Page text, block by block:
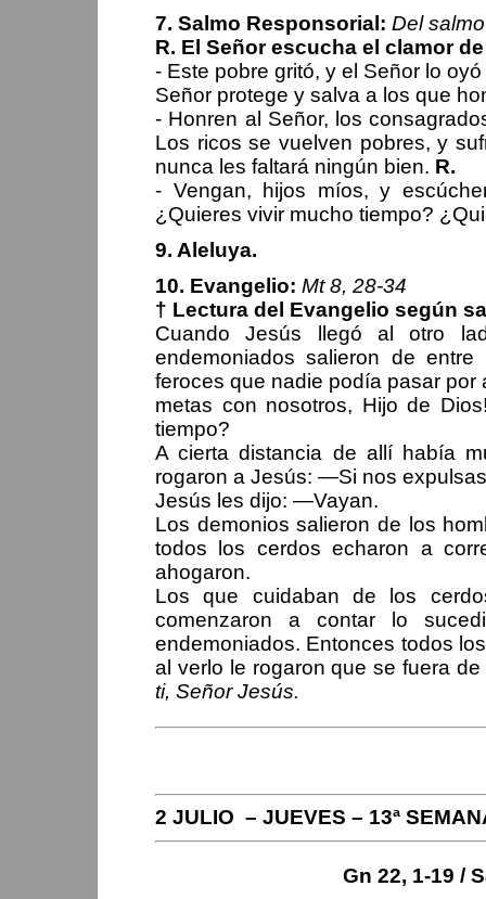
7. Salmo Responsorial: Del
R. El Señor escucha el clamor
- Este pobre gritó, y el Señor lo
Señor protege y salva a los que
- Honren al Señor, los
Los ricos se vuelven pobres, y
nunca les faltará ningún bien. R.
- Vengan, hijos míos, y
¿Quieres vivir mucho tiempo?
9. Aleluya.
10. Evangelio: Mt 8, 28-34
† Lectura del Evangelio según
Cuando Jesús llegó al otro
endemoniados salieron de
feroces que nadie podía pasar
metas con nosotros, Hijo de
tiempo?
A cierta distancia de allí había
rogaron a Jesús: —Si nos
Jesús les dijo: —Vayan.
Los demonios salieron de los
todos los cerdos echaron a
ahogaron.
Los que cuidaban de los
comenzaron a contar lo
endemoniados. Entonces todos
al verlo le rogaron que se fuera
ti, Señor Jesús.
2 JULIO – JUEVES – 13ª
Gn 22, 1-19 /